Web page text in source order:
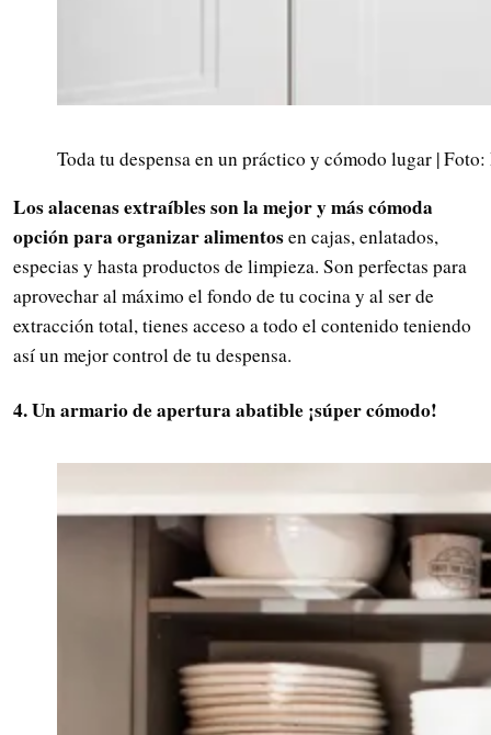
Toda tu despensa en un práctico y cómodo lugar |
Los alacenas extraíbles son la mejor y más cómoda
opción para organizar alimentosen cajas, enlatados,
especias y hasta productos de limpieza. Son perfectas para
aprovechar al máximo el fondo de tu cocina y al ser de
extracción total, tienes acceso a todo el contenido teniendo
así un mejor control de tu despensa.
4. Un armario de apertura abatible ¡súper cómodo!